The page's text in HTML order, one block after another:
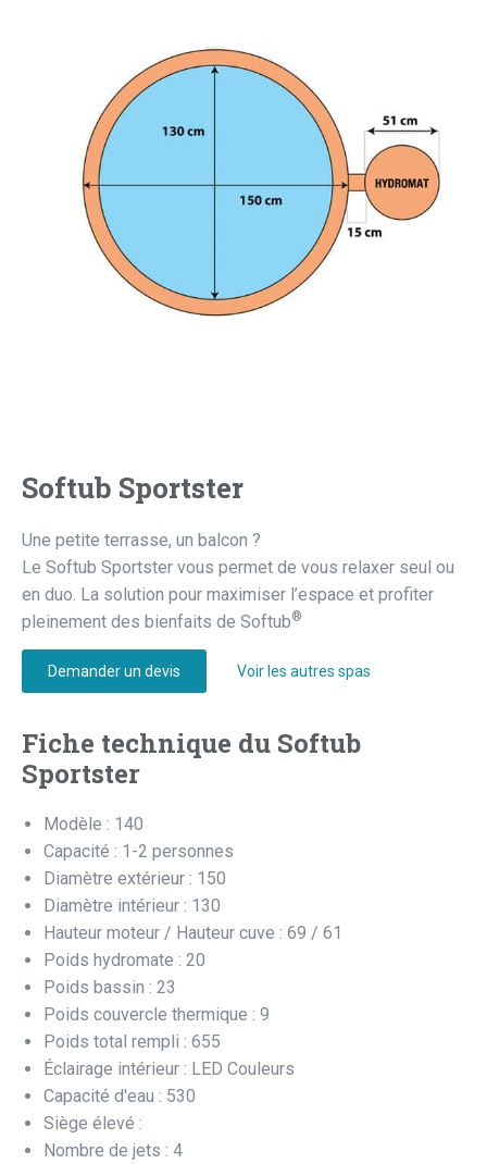
Softub Sportster
Une petite terrasse, un balcon ?
Le Softub Sportster vous permet de vous relaxer seul ou
en duo. La solution pour maximiser l’espace et profiter
pleinement des bienfaits de Softub®
Demander un devis Voir les autres spas
Fiche technique du Softub
Sportster
Modèle : 140
Capacité : 1-2 personnes
Diamètre extérieur : 150
Diamètre intérieur : 130
Hauteur moteur / Hauteur cuve : 69 / 61
Poids hydromate : 20
Poids bassin : 23
Poids couvercle thermique : 9
Poids total rempli : 655
Éclairage intérieur : LED Couleurs
Capacité d'eau : 530
Siège élevé :
Nombre de jets : 4